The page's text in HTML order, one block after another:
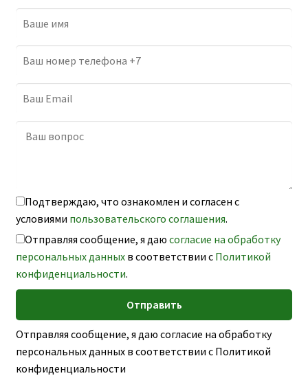
Подтверждаю, что ознакомлен и согласен с
условиями пользовательского соглашения.
Отправляя сообщение, я даю согласие на обработку
персональных данныхв соответствии с Политикой
конфиденциальности.
Отправляя сообщение, я даю согласие на обработку
персональных данных в соответствии с Политикой
конфиденциальности